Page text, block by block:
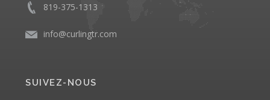
819-375-1313
info@curlingtr.com
SUIVEZ-NOUS